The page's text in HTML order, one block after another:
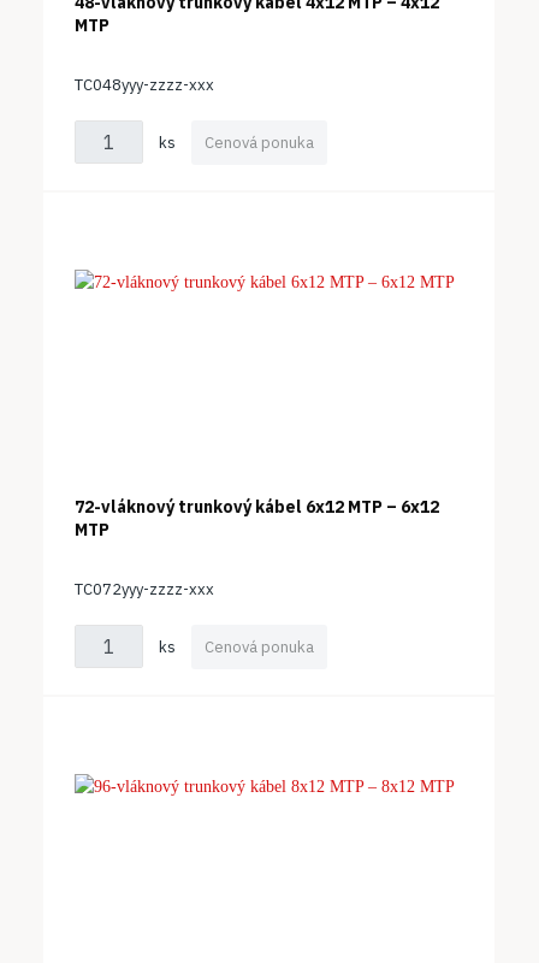
MTP
TC048yyy-zzzz-xxx
ks Cenová ponuka
72-vláknový trunkový kábel 6x12 MTP – 6x12
MTP
TC072yyy-zzzz-xxx
ks Cenová ponuka